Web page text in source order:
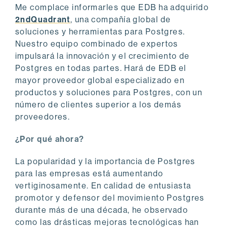
Me complace informarles que EDB ha adquirido
2ndQuadrant, una compañía global de
soluciones y herramientas para Postgres.
Nuestro equipo combinado de expertos
impulsará la innovación y el crecimiento de
Postgres en todas partes. Hará de EDB el
mayor proveedor global especializado en
productos y soluciones para Postgres, con un
número de clientes superior a los demás
proveedores.
¿Por qué ahora?
La popularidad y la importancia de Postgres
para las empresas está aumentando
vertiginosamente. En calidad de entusiasta
promotor y defensor del movimiento Postgres
durante más de una década, he observado
como las drásticas mejoras tecnológicas han